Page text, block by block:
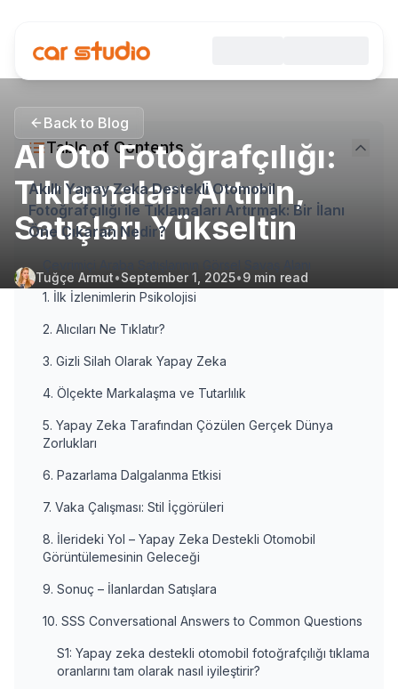
Back to Blog
AI Oto Fotoğrafçılığı:
Tıklamaları Artırın,
Satışları Yükseltin
Tuğçe Armut•September 1, 2025•9 min read
Table of Contents
Akıllı Yapay Zeka Destekli Otomobil
Fotoğrafçılığı ile Tıklamaları Artırmak: Bir İlanı
Öne Çıkaran Nedir?
1. İlk İzlenimlerin Psikolojisi
2. Alıcıları Ne Tıklatır?
3. Gizli Silah Olarak Yapay Zeka
4. Ölçekte Markalaşma ve Tutarlılık
5. Yapay Zeka Tarafından Çözülen Gerçek Dünya
Zorlukları
6. Pazarlama Dalgalanma Etkisi
7. Vaka Çalışması: Stil İçgörüleri
8. İlerideki Yol – Yapay Zeka Destekli Otomobil
Görüntülemesinin Geleceği
9. Sonuç – İlanlardan Satışlara
10. SSS Conversational Answers to Common Questions
S1: Yapay zeka destekli otomobil fotoğrafçılığı tıklama
oranlarını tam olarak nasıl iyileştirir?